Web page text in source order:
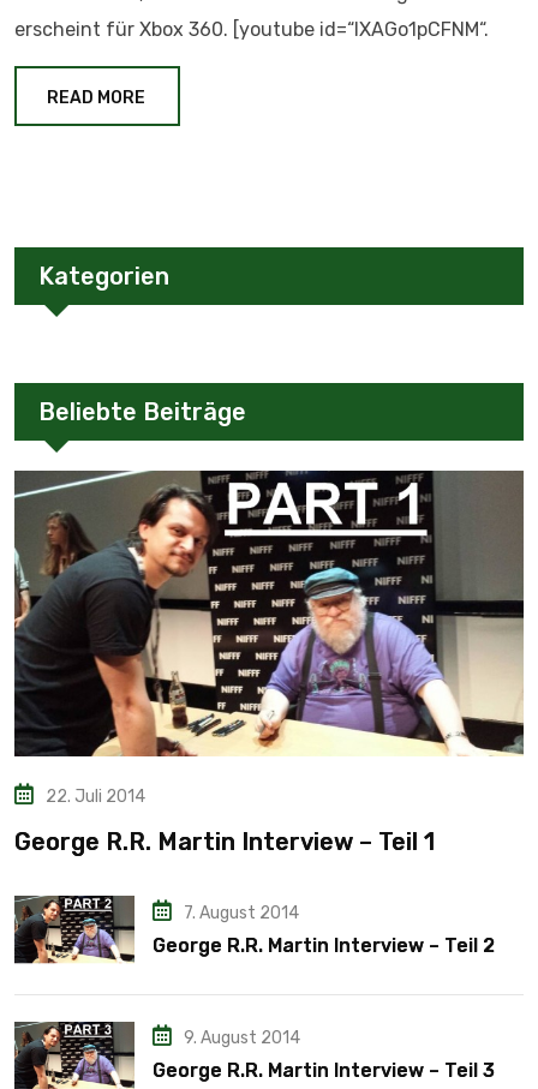
erscheint für Xbox 360. [youtube id=“lXAGo1pCFNM“.
READ MORE
Kategorien
Beliebte Beiträge
22. Juli 2014
George R.R. Martin Interview – Teil 1
7. August 2014
George R.R. Martin Interview – Teil 2
9. August 2014
George R.R. Martin Interview – Teil 3